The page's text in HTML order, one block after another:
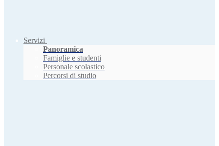
Servizi
Panoramica
Famiglie e studenti
Personale scolastico
Percorsi di studio